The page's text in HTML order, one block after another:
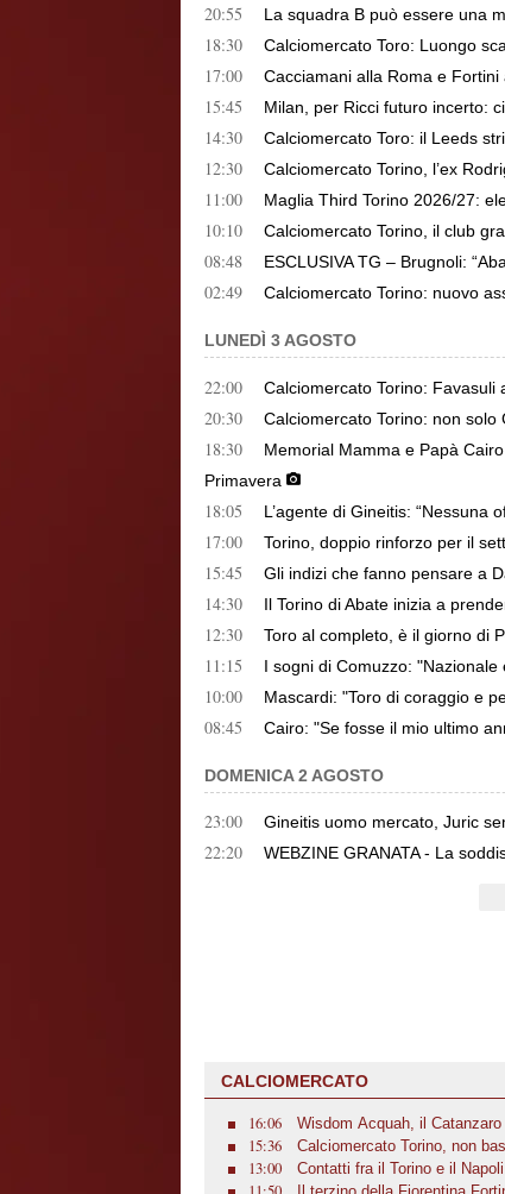
20:55 La squadra B può essere una
18:30 Calciomercato Toro: Luongo
17:00 Cacciamani alla Roma e
15:45 Milan, per Ricci futuro incerto:
14:30 Calciomercato Toro: il Leeds
12:30 Calciomercato Torino, l’ex
11:00 Maglia Third Torino 2026/27:
10:10 Calciomercato Torino, il club
08:48 ESCLUSIVA TG – Brugnoli:
02:49 Calciomercato Torino: nuovo
LUNEDÌ 3 AGOSTO
22:00 Calciomercato Torino:
20:30 Calciomercato Torino: non solo
18:30
Memorial Mamma e Papà
Primavera
18:05 L’agente di Gineitis: “Nessuna
17:00 Torino, doppio rinforzo per il
15:45 Gli indizi che fanno pensare a
14:30 Il Torino di Abate inizia a
12:30 Toro al completo, è il giorno di
11:15 I sogni di Comuzzo:
10:00 Mascardi: "Toro di coraggio e
08:45 Cairo: "Se fosse il mio ultimo
DOMENICA 2 AGOSTO
23:00 Gineitis uomo mercato, Juric
22:20 WEBZINE GRANATA - La
CALCIOMERCATO
16:06
Wisdom Acquah, il
prestito in Serie B
15:36
Calciomercato Torino, non
intervenire sulle fasce
13:00
Contatti fra il Torino e il